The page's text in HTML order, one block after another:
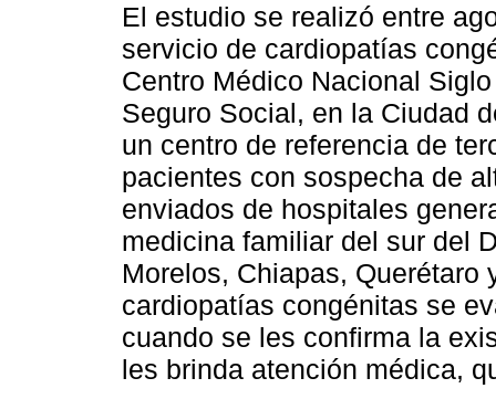
El estudio se realizó entre
servicio de cardiopatías
Centro Médico Nacional
Seguro Social, en la Ciudad
un centro de referencia de
pacientes con sospecha de
enviados de hospitales
medicina familiar del sur del
Morelos, Chiapas, Querétaro
cardiopatías congénitas se
cuando se les confirma la
les brinda atención médica,